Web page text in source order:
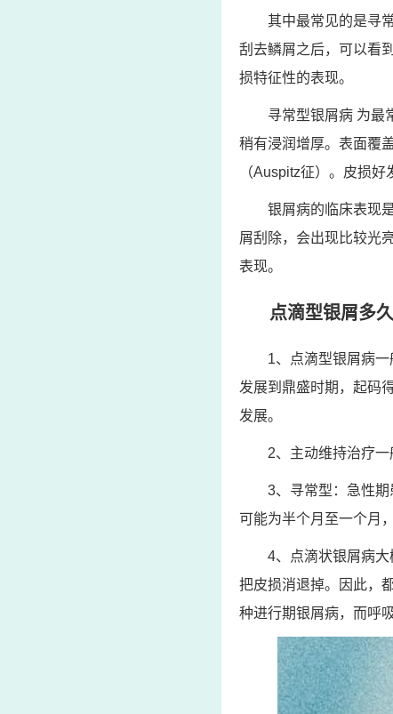
其中最常见的是寻
刮去鳞屑之后，可以看
损特征性的表现。
寻常型银屑病 为最
稍有浸润增厚。表面覆
（Auspitz征）。皮损
银屑病的临床表现
屑刮除，会出现比较光
表现。
点滴型银屑多
1、点滴型银屑病
发展到鼎盛时期，起码
发展。
2、主动维持治疗
3、寻常型：急性
可能为半个月至一个月
4、点滴状银屑病
把皮损消退掉。因此，
种进行期银屑病，而呼